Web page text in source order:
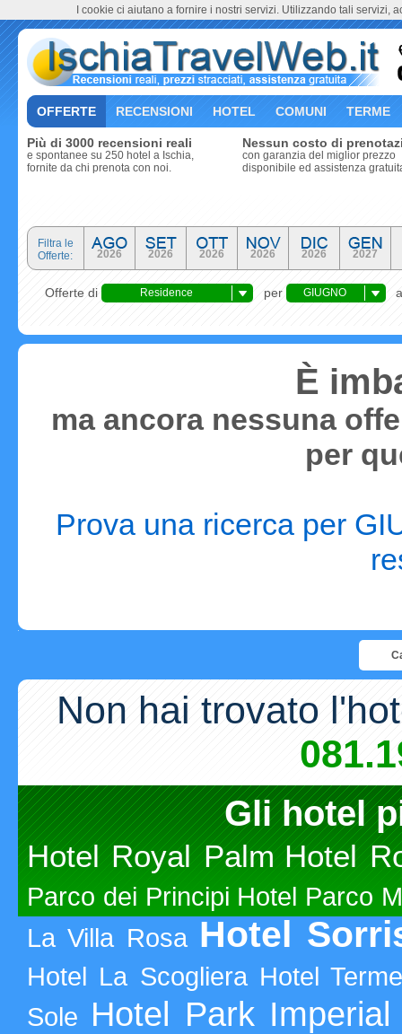
OFFERTE RECENSIONI HOTEL COMUNI TERME
Più di 3000 recensioni reali
e spontanee su 250 hotel a Ischia,
fornite da chi prenota con noi.
Nessun costo di
con garanzia del miglior prezzo
disponibile ed assistenza
Filtra le
Offerte:
2026 2026 2026 2026 2026 2027
Offerte di Residence per GIUGNO
È
ma ancora nessuna
per
Prova una ricerca per
Non hai trovato
Gli hotel
Hotel Royal Palm Hotel
Parco dei Principi Hotel Parco
La Villa Rosa Hotel
Hotel La Scogliera Hotel
Sole Hotel Park Imperial
I cookie ci aiutano a fornire i nostri servizi. Utilizzando tali servizi,